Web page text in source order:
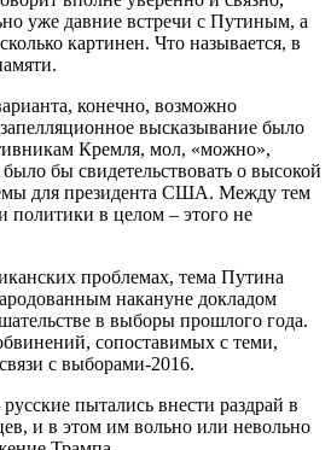
уже давние встречи с Путиным, а
картинен. Что называется, в
конечно, возможно
высказывание было
Кремля, мол, «можно»,
бы свидетельствовать о высокой
для президента США. Между тем
политики в целом – этого не
проблемах, тема Путина
накануне докладом
в выборы прошлого года.
сопоставимых с теми,
с выборами-2016.
пытались внести раздрай в
и в этом им вольно или невольно